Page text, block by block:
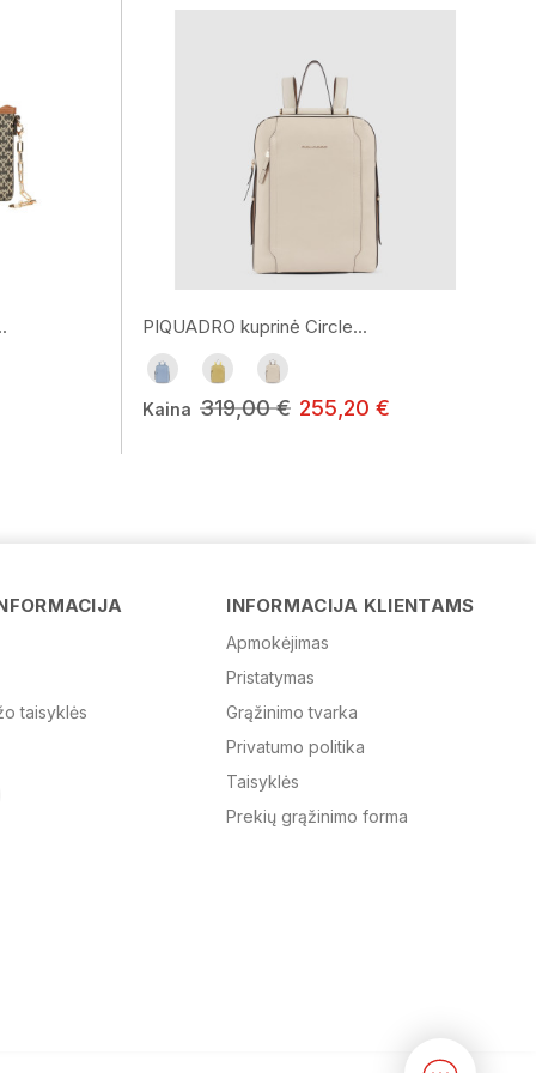
PIQUADRO kuprinė Circle...
Kaina 319,00 € 255,20 €
taisyklės
INFORMACIJA KLIENTAMS
Apmokėjimas
Pristatymas
Grąžinimo tvarka
Privatumo politika
Taisyklės
Prekių grąžinimo forma